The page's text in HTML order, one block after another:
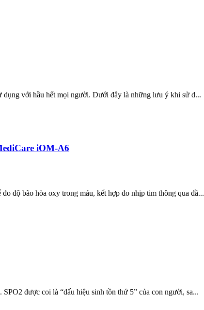
dụng với hầu hết mọi người. Dưới đây là những lưu ý khi sử d...
iOM-A6
độ bão hòa oxy trong máu, kết hợp đo nhịp tim thông qua đầ...
được coi là “dấu hiệu sinh tồn thứ 5” của con người, sa...